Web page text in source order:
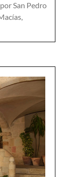
San Pedro